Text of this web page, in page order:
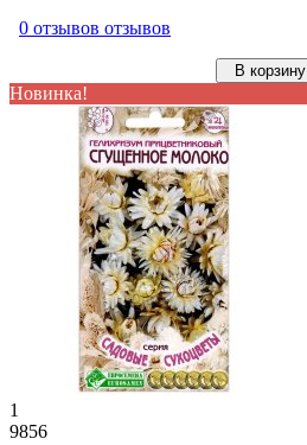
0 отзывов отзывов
В корзину
Новинка!
1
9856